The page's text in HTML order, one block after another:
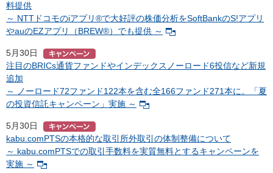
料提供
～ NTTドコモのiアプリ®で大好評の株価分析をSoftBankのS!アプリ
やauのEZアプリ（BREW®）でも提供 ～
5月30日
注目のBRICs通貨ファンドやインデックスノーロード6投信など新規
追加
～ ノーロード72ファンド122本を含む全166ファンド271本に。「夏
の投資信託キャンペーン」実施 ～
5月30日
kabu.comPTSの本格的な取引所外取引の体制整備について
～ kabu.comPTSでの取引手数料を実質無料とするキャンペーンを
実施 ～